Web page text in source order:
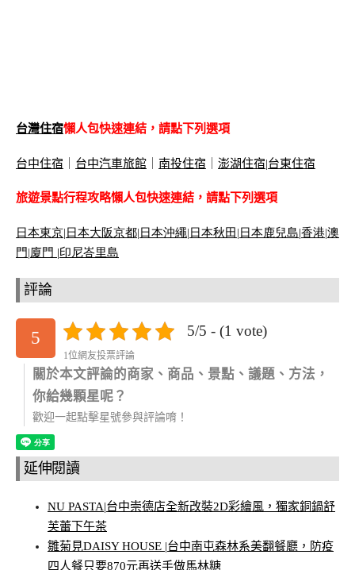
台灣住宿懶人包快速連結，請點下列選項
台中住宿 台中汽車旅館 南投住宿 澎湖住宿|台東住宿
旅遊景點行程攻略懶人包快速連結，請點下列選項
日本東京| 日本大阪京都| 日本沖繩| 日本秋田 | 日本鹿兒島|香港|澳
門|廈門 |印尼峇里島
評論
5 5/5 - (1 vote)
1位網友投票評論
關於本文評論的商家、商品、景點、議題、方法，
你給幾顆星呢？
歡迎一起點擊星號參與評論唷！
延伸閱讀
NU PASTA|台中崇德店全新改裝2D彩繪風，獨家銅鍋舒
芙蕾下午茶
雛菊見DAISY HOUSE |台中南屯森林系美翻餐廳，防疫
四人餐只要870元再送手做馬林糖